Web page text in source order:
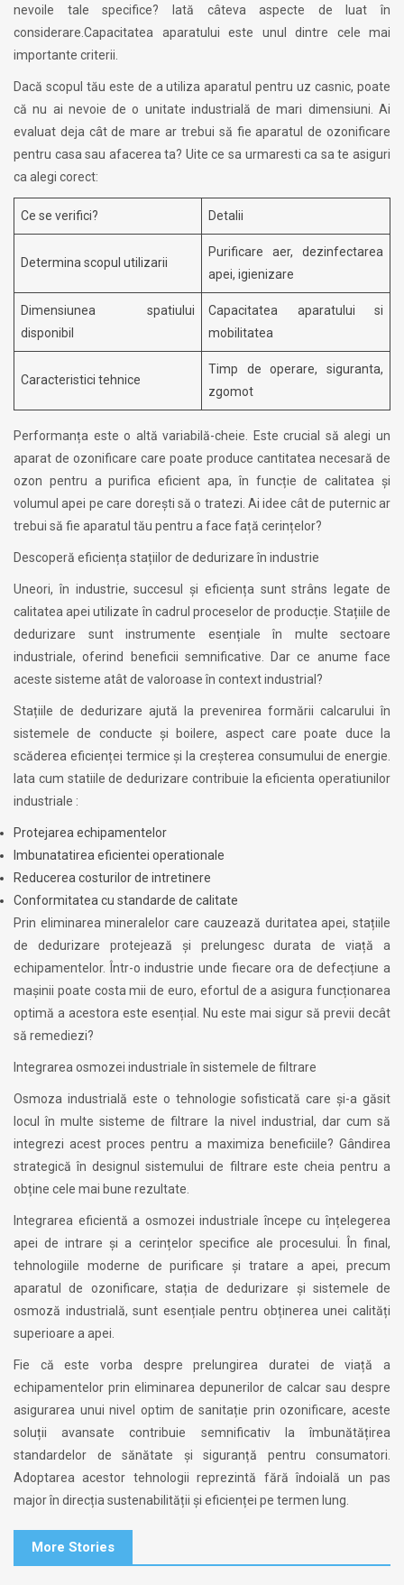
nevoile tale specifice? Iată câteva aspecte de luat în
considerare.Capacitatea aparatului este unul dintre cele mai
importante criterii.
Dacă scopul tău este de a utiliza aparatul pentru uz casnic, poate
că nu ai nevoie de o unitate industrială de mari dimensiuni. Ai
evaluat deja cât de mare ar trebui să fie aparatul de ozonificare
pentru casa sau afacerea ta? Uite ce sa urmaresti ca sa te asiguri
ca alegi corect:
Ce se verifici? Detalii
Determina scopul utilizarii
Purificare aer, dezinfectarea
apei, igienizare
Dimensiunea spatiului
disponibil
Capacitatea aparatului si
mobilitatea
Caracteristici tehnice
Timp de operare, siguranta,
zgomot
Performanța este o altă variabilă-cheie. Este crucial să alegi un
aparat de ozonificare care poate produce cantitatea necesară de
ozon pentru a purifica eficient apa, în funcție de calitatea și
volumul apei pe care dorești să o tratezi. Ai idee cât de puternic ar
trebui să fie aparatul tău pentru a face față cerințelor?
Descoperă eficiența stațiilor de dedurizare în industrie
Uneori, în industrie, succesul și eficiența sunt strâns legate de
calitatea apei utilizate în cadrul proceselor de producție. Stațiile de
dedurizare sunt instrumente esențiale în multe sectoare
industriale, oferind beneficii semnificative. Dar ce anume face
aceste sisteme atât de valoroase în context industrial?
Stațiile de dedurizare ajută la prevenirea formării calcarului în
sistemele de conducte și boilere, aspect care poate duce la
scăderea eficienței termice și la creșterea consumului de energie.
Iata cum statiile de dedurizare contribuie la eficienta operatiunilor
industriale :
Protejarea echipamentelor
Imbunatatirea eficientei operationale
Reducerea costurilor de intretinere
Conformitatea cu standarde de calitate
Prin eliminarea mineralelor care cauzează duritatea apei, stațiile
de dedurizare protejează și prelungesc durata de viață a
echipamentelor. Într-o industrie unde fiecare ora de defecțiune a
mașinii poate costa mii de euro, efortul de a asigura funcționarea
optimă a acestora este esențial. Nu este mai sigur să previi decât
să remediezi?
Integrarea osmozei industriale în sistemele de filtrare
Osmoza industrială este o tehnologie sofisticată care și-a găsit
locul în multe sisteme de filtrare la nivel industrial, dar cum să
integrezi acest proces pentru a maximiza beneficiile? Gândirea
strategică în designul sistemului de filtrare este cheia pentru a
obține cele mai bune rezultate.
Integrarea eficientă a osmozei industriale începe cu înțelegerea
apei de intrare și a cerințelor specifice ale procesului. În final,
tehnologiile moderne de purificare și tratare a apei, precum
aparatul de ozonificare, stația de dedurizare și sistemele de
osmoză industrială, sunt esențiale pentru obținerea unei calități
superioare a apei.
Fie că este vorba despre prelungirea duratei de viață a
echipamentelor prin eliminarea depunerilor de calcar sau despre
asigurarea unui nivel optim de sanitație prin ozonificare, aceste
soluții avansate contribuie semnificativ la îmbunătățirea
standardelor de sănătate și siguranță pentru consumatori.
Adoptarea acestor tehnologii reprezintă fără îndoială un pas
major în direcția sustenabilității și eficienței pe termen lung.
More Stories